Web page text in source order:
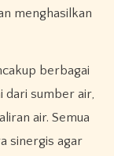
menghasilkan
berbagai
dari sumber air,
air. Semua
sinergis agar